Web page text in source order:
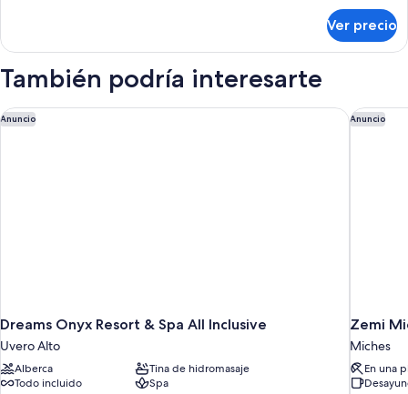
junior
Ver precio
También podría interesarte
Anuncio
Dreams Onyx Resort & Spa All Inclusive
Uvero Alto
Alberca
Tina de hidromasaje
Todo incluido
Spa
Dreams Onyx Resort & Spa All Inclusive Anuncio
Zemi
Miches
En una
Zemi